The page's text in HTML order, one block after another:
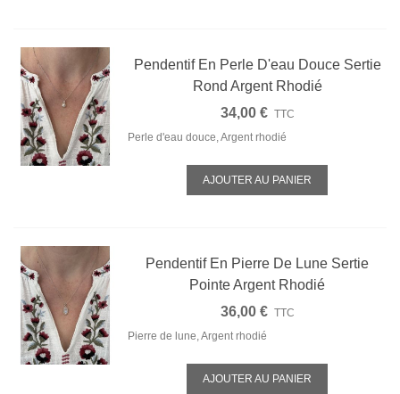
Pendentif En Perle D'eau Douce Sertie
Rond Argent Rhodié
34,00 € TTC
Perle d'eau douce, Argent rhodié
AJOUTER AU PANIER
Pendentif En Pierre De Lune Sertie
Pointe Argent Rhodié
36,00 € TTC
Pierre de lune, Argent rhodié
AJOUTER AU PANIER